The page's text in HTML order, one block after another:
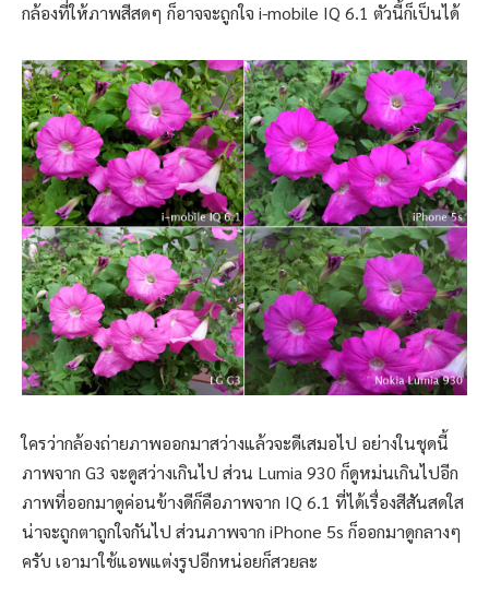
กล้องที่ให้ภาพสีสดๆ ก็อาจจะถูกใจ i-mobile IQ 6.1 ตัวนี้ก็เป็นได้
ใครว่ากล้องถ่ายภาพออกมาสว่างแล้วจะดีเสมอไป อย่างในชุดนี้
ภาพจาก G3 จะดูสว่างเกินไป ส่วน Lumia 930 ก็ดูหม่นเกินไปอีก
ภาพที่ออกมาดูค่อนข้างดีก็คือภาพจาก IQ 6.1 ที่ได้เรื่องสีสันสดใส
น่าจะถูกตาถูกใจกันไป ส่วนภาพจาก iPhone 5s ก็ออกมาดูกลางๆ
ครับ เอามาใช้แอพแต่งรูปอีกหน่อยก็สวยละ